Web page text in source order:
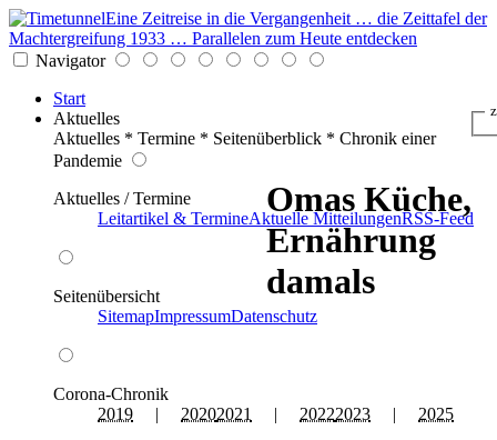
Eine Zeitreise in die Vergangenheit … die Zeittafel der
Machtergreifung 1933 … Parallelen zum Heute entdecken
Navigator
Start
Aktuelles
Aktuelles * Termine * Seitenüberblick * Chronik einer
Pandemie
Aktuelles / Termine
Leitartikel & TermineAktuelle MitteilungenRSS-Feed
Seitenübersicht
SitemapImpressumDatenschutz
Corona-Chronik
2019 | 20202021 | 20222023 | 2025
Omas Küche,
Ernährung
damals